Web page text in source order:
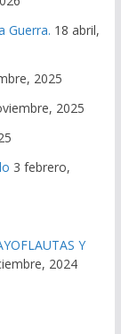
Guerra. 18 abril,
2025
2025
3 febrero,
Y
2024